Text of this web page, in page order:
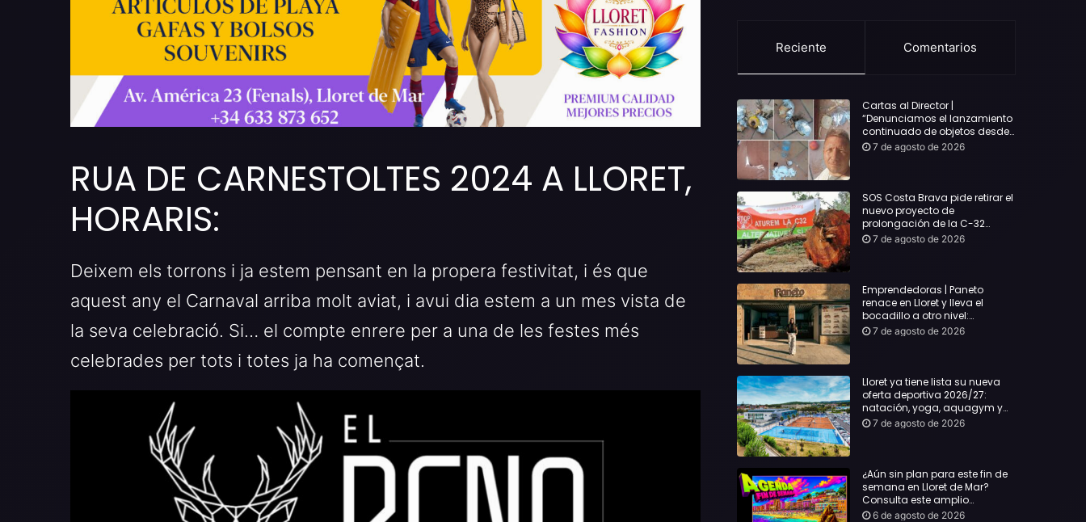
RUA DE CARNESTOLTES 2024 A LLORET,
HORARIS:
Deixem els torrons i ja estem pensant en la propera festivitat, i és que
aquest any el Carnaval arriba molt aviat, i avui dia estem a un mes vista de
la seva celebració. Si… el compte enrere per a una de les festes més
celebrades per tots i totes ja ha començat.
Reciente Comentarios
Cartas al Director |
“Denunciamos el lanzamiento
continuado de objetos desde
alojamientos turísticos a
7 de agosto de 2026
SOS Costa Brava pide retirar el
nuevo proyecto de
prolongación de la C-32
hasta Lloret y reclama la
7 de agosto de 2026
Emprendedoras | Paneto
renace en Lloret y lleva el
bocadillo a otro nivel:
producto km 0 y espíritu
7 de agosto de 2026
Lloret ya tiene lista su nueva
oferta deportiva 2026/27:
natación, yoga, aquagym y
decenas de actividades para
7 de agosto de 2026
¿Aún sin plan para este fin de
semana en Lloret de Mar?
Consulta este amplio
recopilatorio de planes:
6 de agosto de 2026